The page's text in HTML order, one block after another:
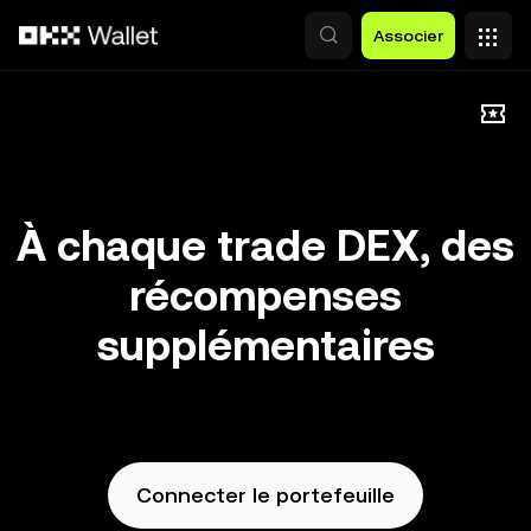
Associer
À chaque trade DEX, des
récompenses
supplémentaires
Connecter le portefeuille